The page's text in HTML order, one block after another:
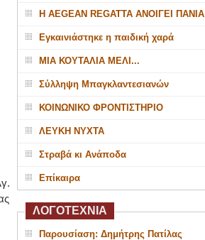
Η AEGEAN REGATTA ΑΝΟΙΓΕΙ ΠΑΝΙΑ
Εγκαινιάστηκε η παιδική χαρά
ΜΙΑ ΚΟΥΤΑΛΙΑ ΜΕΛΙ...
Σύλληψη Μπαγκλαντεσιανών
ΚΟΙΝΩΝΙΚΟ ΦΡΟΝΤΙΣΤΗΡΙΟ
ΛΕΥΚΗ ΝΥΧΤΑ
Στραβά κι Ανάποδα
Επίκαιρα
ΛΟΓΟΤΕΧΝΙΑ
Παρουσίαση: Δημήτρης Πατίλας